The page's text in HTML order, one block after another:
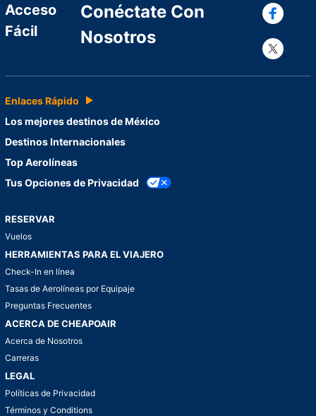
Acceso
Fácil
Conéctate Con
Nosotros
Enlaces Rápido
Los mejores destinos de México
Destinos Internacionales
Top Aerolíneas
Tus Opciones de Privacidad
RESERVAR
Vuelos
HERRAMIENTAS PARA EL VIAJERO
Check-In en línea
Tasas de Aerolíneas por Equipaje
Preguntas Frecuentes
ACERCA DE CHEAPOAIR
Acerca de Nosotros
Carreras
LEGAL
Políticas de Privacidad
Términos y Conditions